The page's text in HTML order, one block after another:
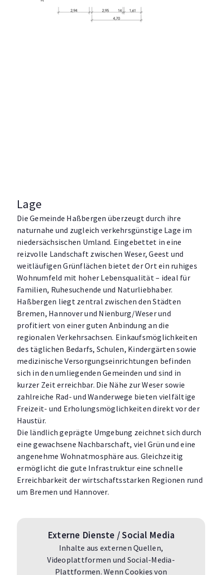
Lage
Die Gemeinde Haßbergen überzeugt durch ihre
naturnahe und zugleich verkehrsgünstige Lage im
niedersächsischen Umland. Eingebettet in eine
reizvolle Landschaft zwischen Weser, Geest und
weitläufigen Grünflächen bietet der Ort ein ruhiges
Wohnumfeld mit hoher Lebensqualität – ideal für
Familien, Ruhesuchende und Naturliebhaber.
Haßbergen liegt zentral zwischen den Städten
Bremen, Hannover und Nienburg/Weser und
profitiert von einer guten Anbindung an die
regionalen Verkehrsachsen. Einkaufsmöglichkeiten
des täglichen Bedarfs, Schulen, Kindergärten sowie
medizinische Versorgungseinrichtungen befinden
sich in den umliegenden Gemeinden und sind in
kurzer Zeit erreichbar. Die Nähe zur Weser sowie
zahlreiche Rad- und Wanderwege bieten vielfältige
Freizeit- und Erholungsmöglichkeiten direkt vor der
Haustür.
Die ländlich geprägte Umgebung zeichnet sich durch
eine gewachsene Nachbarschaft, viel Grün und eine
angenehme Wohnatmosphäre aus. Gleichzeitig
ermöglicht die gute Infrastruktur eine schnelle
Erreichbarkeit der wirtschaftsstarken Regionen rund
um Bremen und Hannover.
Externe Dienste / Social Media
Inhalte aus externen Quellen,
Videoplattformen und Social-Media-
Plattformen. Wenn Cookies von